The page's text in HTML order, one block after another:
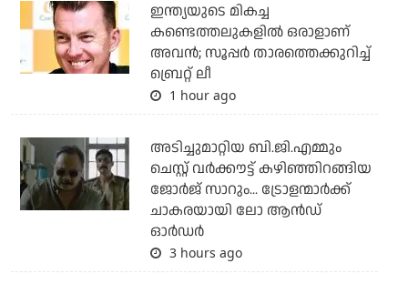
ഇന്ത്യയുടെ മികച്ച
കണ്ടെത്തലുകളില്‍ ഒരാളാണ്
അവന്‍; സൂപ്പര്‍ താരത്തെക്കുറിച്ച്
ബ്രെറ്റ് ലീ
1 hour ago
അടിച്ചുമാറ്റിയ ബി.ജി.എമ്മും
ചെസ്റ്റ് വര്‍ക്കൗട്ട് കഴിഞ്ഞിറങ്ങിയ
ജോര്‍ജ് സാറും... ട്രോളന്മാര്‍ക്ക്
ചാകരയായി ലോ ആന്‍ഡ്
ഓര്‍ഡര്‍
3 hours ago